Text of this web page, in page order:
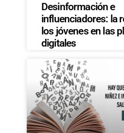
Desinformación e
influenciadores: la
los jóvenes en las
digitales